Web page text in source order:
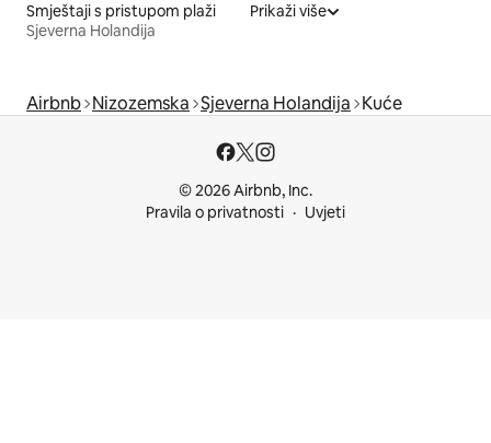
Smještaji s pristupom plaži
Sjeverna Holandija
Prikaži više
Airbnb Nizozemska Sjeverna Holandija Kuće
© 2026 Airbnb, Inc.
Pravila o privatnosti
Uvjeti